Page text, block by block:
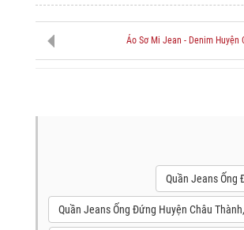
Áo Sơ Mi Jean - Denim Huyện
Quần Jeans Ống
Quần Jeans Ống Đứng Huyện Châu